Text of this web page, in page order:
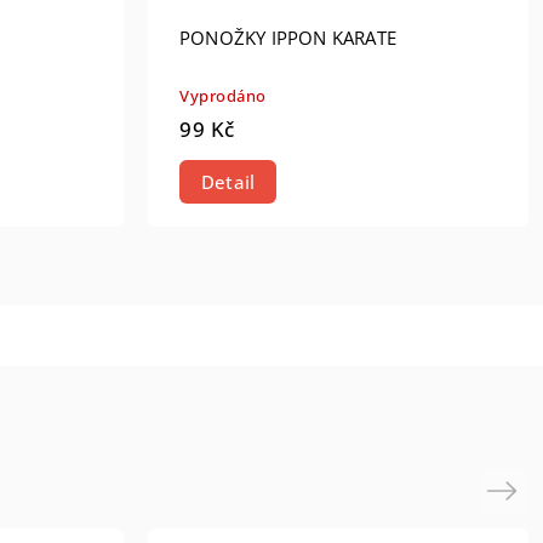
PONOŽKY IPPON KARATE
Vyprodáno
99 Kč
Detail
Next